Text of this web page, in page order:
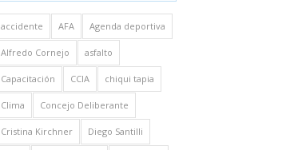
accidente AFA Agenda deportiva
Alfredo Cornejo asfalto
Capacitación CCIA chiqui tapia
Clima Concejo Deliberante
Cristina Kirchner Diego Santilli